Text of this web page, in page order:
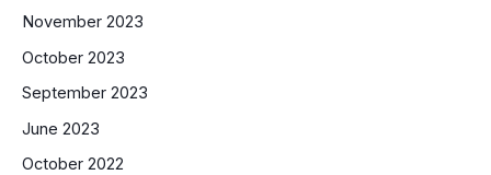
November 2023
October 2023
September 2023
June 2023
October 2022